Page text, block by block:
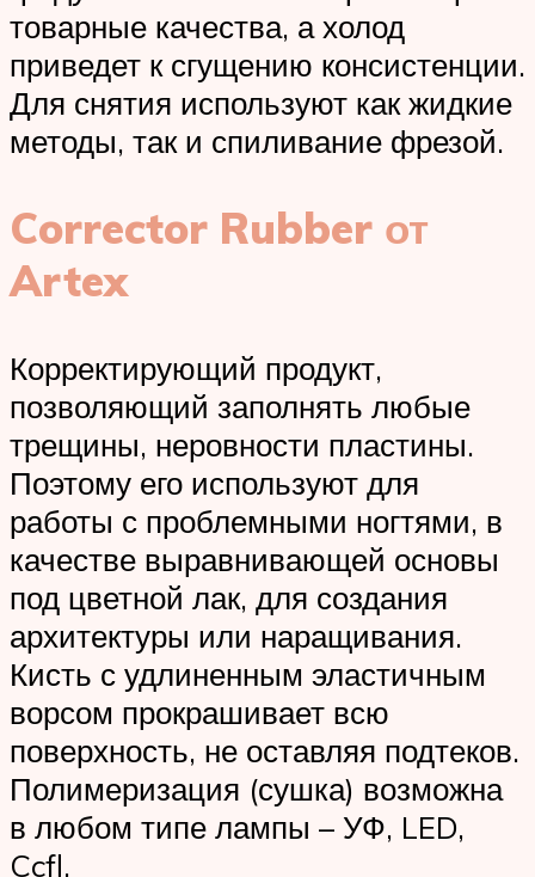
товарные качества, а холод
приведет к сгущению консистенции.
Для снятия используют как жидкие
методы, так и спиливание фрезой.
Corrector Rubber от
Artex
Корректирующий продукт,
позволяющий заполнять любые
трещины, неровности пластины.
Поэтому его используют для
работы с проблемными ногтями, в
качестве выравнивающей основы
под цветной лак, для создания
архитектуры или наращивания.
Кисть с удлиненным эластичным
ворсом прокрашивает всю
поверхность, не оставляя подтеков.
Полимеризация (сушка) возможна
в любом типе лампы – УФ, LED,
Ccfl.